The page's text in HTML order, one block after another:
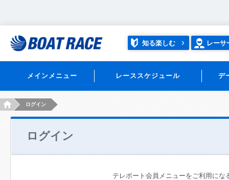
知る楽しむ レーサ
メインメニュー レーススケジュール デ
HOMEログイン
ログイン
テレボート会員メニューをご利用にな